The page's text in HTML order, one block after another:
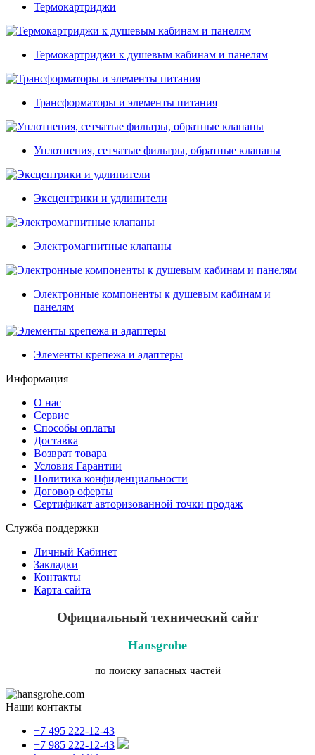
Термокартриджи
Термокартриджи к душевым кабинам и панелям
Трансформаторы и элементы питания
Уплотнения, сетчатые фильтры, обратные клапаны
Эксцентрики и удлинители
Электромагнитные клапаны
Электронные компоненты к душевым кабинам и
панелям
Элементы крепежа и адаптеры
Информация
О нас
Сервис
Способы оплаты
Доставка
Возврат товара
Условия Гарантии
Политика конфиденциальности
Договор оферты
Сертификат авторизованной точки продаж
Служба поддержки
Личный Кабинет
Закладки
Контакты
Карта сайта
Официальный технический сайт
Hansgrohe
по поиску запасных частей
Наши контакты
+7 495 222-12-43
+7 985 222-12-43